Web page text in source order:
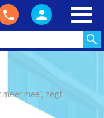
mee’, zegt